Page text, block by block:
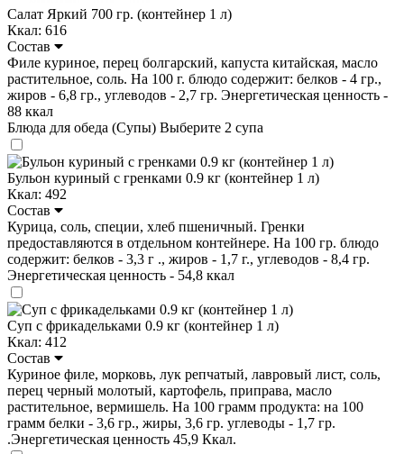
Салат Яркий 700 гр. (контейнер 1 л)
Ккал: 616
Состав
Филе куриное, перец болгарский, капуста китайская, масло
растительное, соль. На 100 г. блюдо содержит: белков - 4 гр.,
жиров - 6,8 гр., углеводов - 2,7 гр. Энергетическая ценность -
88 ккал
Блюда для обеда (Супы) Выберите 2 супа
Бульон куриный с гренками 0.9 кг (контейнер 1 л)
Ккал: 492
Состав
Курица, соль, специи, хлеб пшеничный. Гренки
предоставляются в отдельном контейнере. На 100 гр. блюдо
содержит: белков - 3,3 г ., жиров - 1,7 г., углеводов - 8,4 гр.
Энергетическая ценность - 54,8 ккал
Суп с фрикадельками 0.9 кг (контейнер 1 л)
Ккал: 412
Состав
Куриное филе, морковь, лук репчатый, лавровый лист, соль,
перец черный молотый, картофель, приправа, масло
растительное, вермишель. На 100 грамм продукта: на 100
грамм белки - 3,6 гр., жиры, 3,6 гр. углеводы - 1,7 гр.
.Энергетическая ценность 45,9 Ккал.